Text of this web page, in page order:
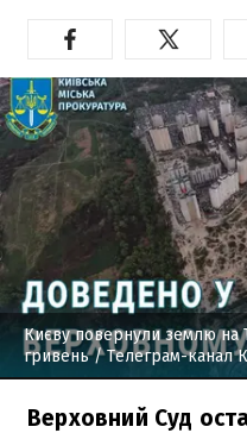
Києву повернули землю на
гривень/ Телеграм-канал
Верховний Суд